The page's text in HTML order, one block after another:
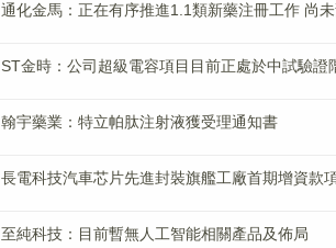
通化金馬：正在有序推進1.1類新藥注冊工作 尚
ST金時：公司超級電容項目目前正處於中試驗證
翰宇藥業：特立帕肽注射液獲受理通知書
長電科技汽車芯片先進封裝旗艦工廠首期增資款
至純科技：目前暫無人工智能相關產品及佈局